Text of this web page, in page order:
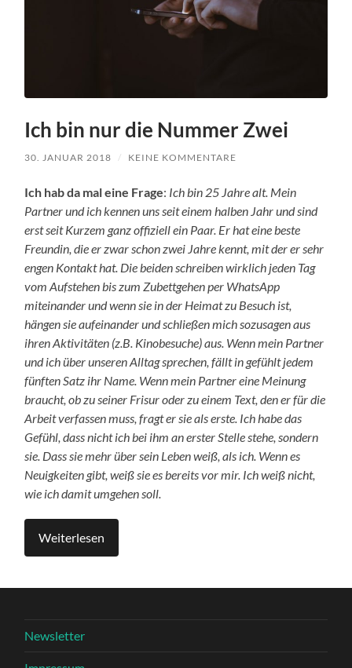
Ich bin nur die Nummer Zwei
30. JANUAR 2018 / KEINE KOMMENTARE
Ich hab da mal eine Frage: Ich bin 25 Jahre alt. Mein
Partner und ich kennen uns seit einem halben Jahr und sind
erst seit Kurzem ganz offiziell ein Paar. Er hat eine beste
Freundin, die er zwar schon zwei Jahre kennt, mit der er sehr
engen Kontakt hat. Die beiden schreiben wirklich jeden Tag
vom Aufstehen bis zum Zubettgehen per WhatsApp
miteinander und wenn sie in der Heimat zu Besuch ist,
hängen sie aufeinander und schließen mich sozusagen aus
ihren Aktivitäten (z.B. Kinobesuche) aus. Wenn mein Partner
und ich über unseren Alltag sprechen, fällt in gefühlt jedem
fünften Satz ihr Name. Wenn mein Partner eine Meinung
braucht, ob zu seiner Frisur oder zu einem Text, den er für die
Arbeit verfassen muss, fragt er sie als erste. Ich habe das
Gefühl, dass nicht ich bei ihm an erster Stelle stehe, sondern
sie. Dass sie mehr über sein Leben weiß, als ich. Wenn es
Neuigkeiten gibt, weiß sie es bereits vor mir. Ich weiß nicht,
wie ich damit umgehen soll.
Weiterlesen
Newsletter